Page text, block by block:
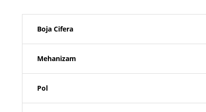
Boja Cifera
Mehanizam
Pol